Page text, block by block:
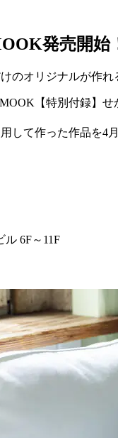
発売開
のオリジナルが作
【特別付録】
して作った作品を4
6F～11F